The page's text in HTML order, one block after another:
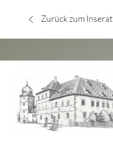
Zurück zum Inserat